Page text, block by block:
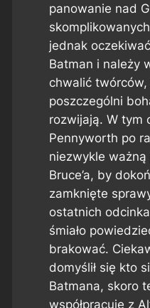
panowanie nad
jednak
Batman i należy
chwalić
poszczególni
rozwijają. W tym
Pennyworth po
niezwykle
Bruce’a, by
zamknięte
ostatnich
śmiało
brakować.
domyślił się kto
Batmana, skoro
współpracuje z